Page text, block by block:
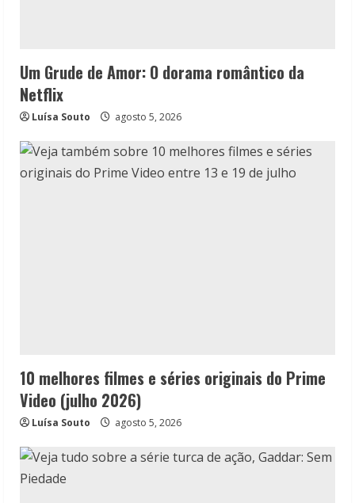
Um Grude de Amor: O dorama romântico da
Netflix
Luísa Souto agosto 5, 2026
10 melhores filmes e séries originais do Prime
Video (julho 2026)
Luísa Souto agosto 5, 2026